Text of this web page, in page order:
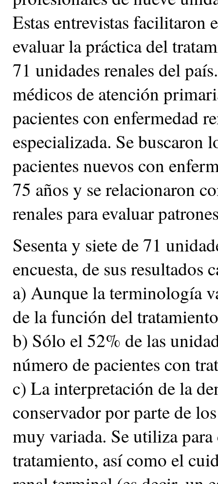
Estas entrevistas facilitaron
evaluar la práctica del
71 unidades renales del
médicos de atención
pacientes con enfermedad
especializada. Se buscaron
pacientes nuevos con
75 años y se relacionaron
renales para evaluar
Sesenta y siete de 71
encuesta, de sus resultados
a) Aunque la terminología
de la función del
b) Sólo el 52% de las
número de pacientes con
c) La interpretación de la
conservador por parte de
muy variada. Se utiliza
tratamiento, así como el